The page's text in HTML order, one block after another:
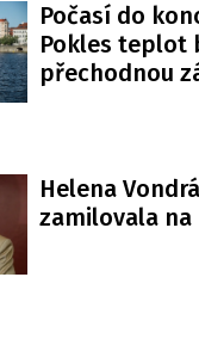
Počasí do
Pokles teplot
přechodnou
Helena
zamilovala na